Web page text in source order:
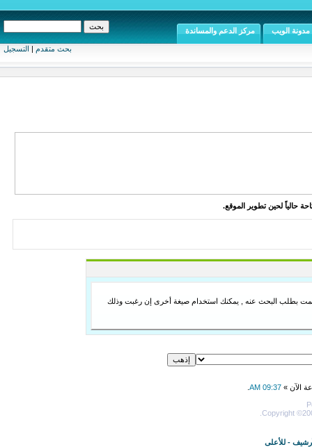
بحث متقدم | التسجيل
مدونة الويب مركز الدعم والمساندة
حالياً لحين تطوير الموقع.
قمت بطلب البحث عنه , يمكنك استخدام صيغة أخرى إن رغبت وذلك
الآن » 09:37 AM
Copyright
- للأعلى